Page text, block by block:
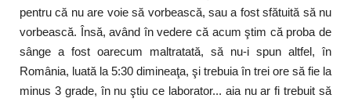
pentru că nu are voie să vorbească, sau a fost sfătuită să nu
vorbească. Însă, având în vedere că acum ştim că proba de
sânge a fost oarecum maltratată, să nu-i spun altfel, în
România, luată la 5:30 dimineaţa, şi trebuia în trei ore să fie la
minus 3 grade, în nu ştiu ce laborator... aia nu ar fi trebuit să